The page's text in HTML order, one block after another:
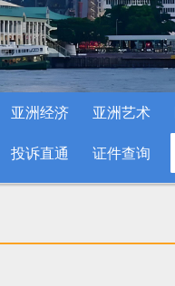
亚洲经济 亚洲艺术
投诉直通 证件查询